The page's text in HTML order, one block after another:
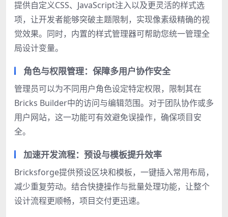
提供自定义CSS、JavaScript注入以及更灵活的样式选
项，让开发者能够突破主题限制，实现像素级精确的视
觉效果。同时，内置的样式管理器可帮助您统一管理全
局设计变量。
角色与权限管理：保障多用户协作安全
管理员可以为不同用户角色设定特定权限，限制其在
Bricks Builder中的访问与编辑范围。对于团队协作或多
用户网站，这一功能可有效避免误操作，确保项目安
全。
加速开发流程：预设与模板提升效率
Bricksforge提供预设区块和模板，一键插入常用布局，
减少重复劳动。结合快捷操作与批量处理功能，让整个
设计流程更顺畅，项目交付更迅速。